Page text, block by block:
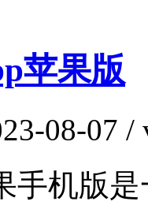
苹果版
08-07
手机版